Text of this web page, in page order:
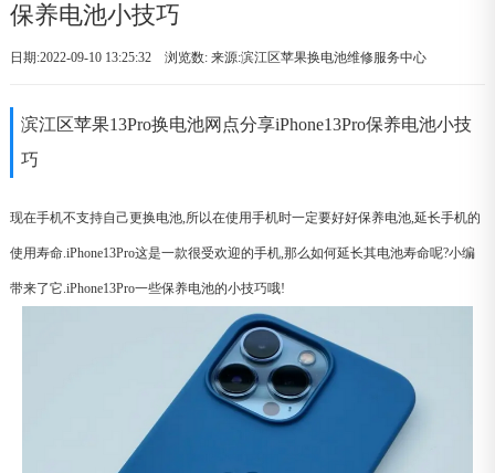
保养电池小技巧
日期:2022-09-10 13:25:32 浏览数:来源:滨江区苹果换电池维修服务中心
滨江区苹果13Pro换电池网点分享iPhone13Pro保养电池小技
巧
现在手机不支持自己更换电池,所以在使用手机时一定要好好保养电池,延长手机的
使用寿命.iPhone13Pro这是一款很受欢迎的手机,那么如何延长其电池寿命呢?小编
带来了它.iPhone13Pro一些保养电池的小技巧哦!